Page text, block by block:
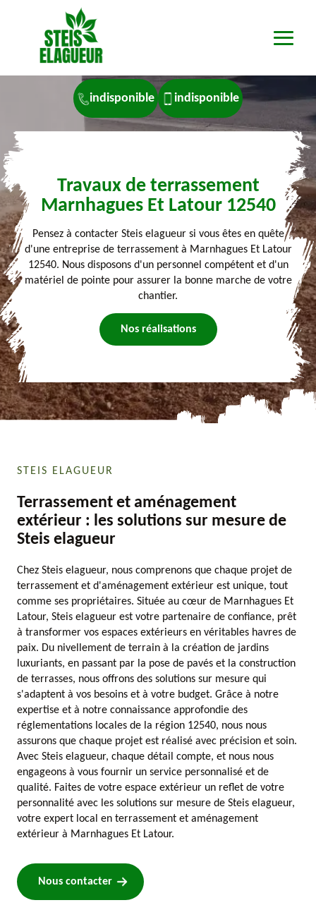
indisponible indisponible
Travaux de terrassement
Marnhagues Et Latour 12540
Pensez à contacter Steis elagueur si vous êtes en quête
d'une entreprise de terrassement à Marnhagues Et Latour
12540. Nous disposons d'un personnel compétent et d'un
matériel de pointe pour assurer la bonne marche de votre
chantier.
Nos réalisations
STEIS ELAGUEUR
Terrassement et aménagement
extérieur : les solutions sur mesure de
Steis elagueur
Chez Steis elagueur, nous comprenons que chaque projet de
terrassement et d'aménagement extérieur est unique, tout
comme ses propriétaires. Située au cœur de Marnhagues Et
Latour, Steis elagueur est votre partenaire de confiance, prêt
à transformer vos espaces extérieurs en véritables havres de
paix. Du nivellement de terrain à la création de jardins
luxuriants, en passant par la pose de pavés et la construction
de terrasses, nous offrons des solutions sur mesure qui
s'adaptent à vos besoins et à votre budget. Grâce à notre
expertise et à notre connaissance approfondie des
réglementations locales de la région 12540, nous nous
assurons que chaque projet est réalisé avec précision et soin.
Avec Steis elagueur, chaque détail compte, et nous nous
engageons à vous fournir un service personnalisé et de
qualité. Faites de votre espace extérieur un reflet de votre
personnalité avec les solutions sur mesure de Steis elagueur,
votre expert local en terrassement et aménagement
extérieur à Marnhagues Et Latour.
Nous contacter